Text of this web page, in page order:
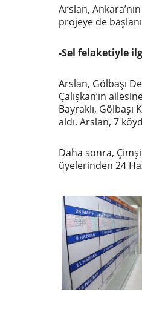
Arslan,
projeye de
-Sel felaketiyle
Arslan, Gölbaşı
Çalışkan’ın
Bayraklı,
aldı. Arslan, 7
Daha sonra,
üyelerinden 24